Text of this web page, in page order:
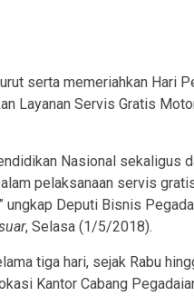
serta memeriahkan Hari
Layanan Servis Gratis
Nasional sekaligus
pelaksanaan servis
ungkap Deputi Bisnis
, Selasa (1/5/2018).
tiga hari, sejak Rabu
Kantor Cabang